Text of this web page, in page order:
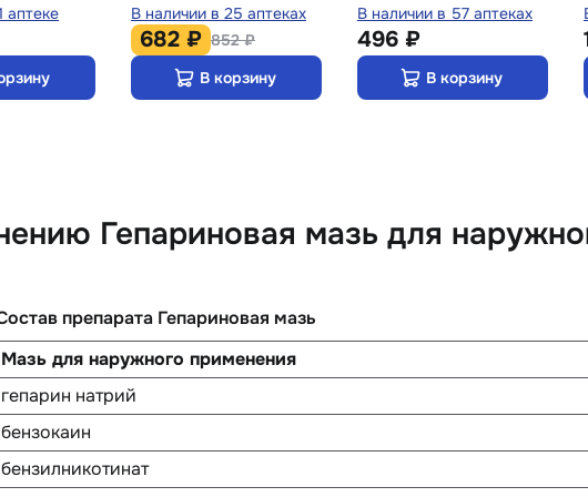
аптеке В наличии в 25 аптеках
682 ₽ 852 ₽
В корзину
В наличии в 57 аптеках
496 ₽
В корзину
Гепариновая мазь для
препарата Гепариновая мазь
Мазь для наружного применения
гепарин натрий
бензокаин
бензилникотинат